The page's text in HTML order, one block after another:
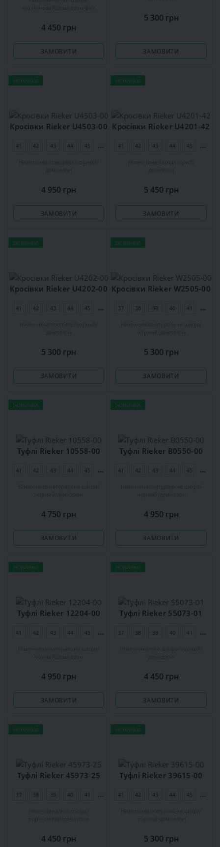
4 450 грн
ЗАМОВИТИ
5 300 грн
ЗАМОВИТИ
НОВИНКИ
Кросівки Rieker U4503-00
41 42 43 44 45 46 47 48
4 950 грн
ЗАМОВИТИ
НОВИНКИ
Кросівки Rieker U4201-42
41 42 43 44 45 46
5 450 грн
ЗАМОВИТИ
НОВИНКИ
Кросівки Rieker U4202-00
41 42 43 44 45 46
5 300 грн
ЗАМОВИТИ
НОВИНКИ
Кросівки Rieker W2505-00
37 38 39 40 41 42
5 300 грн
ЗАМОВИТИ
НОВИНКИ
Туфлі Rieker 10558-00
41 42 43 44 45 46
4 750 грн
ЗАМОВИТИ
НОВИНКИ
Туфлі Rieker B0550-00
41 42 43 44 45 46
4 950 грн
ЗАМОВИТИ
НОВИНКИ
Туфлі Rieker 12204-00
41 42 43 44 45 46
4 950 грн
ЗАМОВИТИ
НОВИНКИ
Туфлі Rieker 55073-01
37 38 39 40 41 42
4 450 грн
ЗАМОВИТИ
НОВИНКИ
Туфлі Rieker 45973-25
37 38 39 40 41 42
4 450 грн
НОВИНКИ
Туфлі Rieker 39615-00
41 42 43 44 45 46
5 300 грн